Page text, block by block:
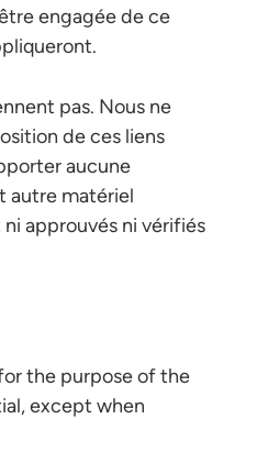
engagée de ce
pas. Nous ne
de ces liens
aucune
autre matériel
approuvés ni vérifiés
the purpose of the
except when